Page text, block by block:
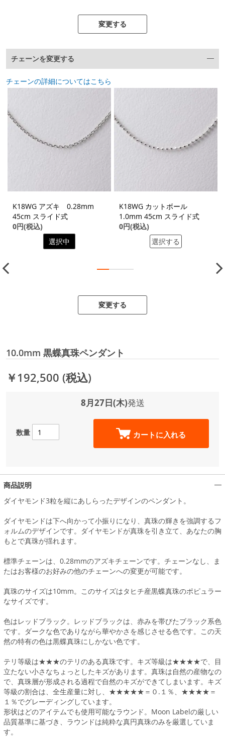
変更する
チェーンを変更する
チェーンの詳細についてはこちら
K18WG アズキ 0.28mm
45cm スライド式
0円(税込)
選択中
K18WG カットボール
1.0mm 45cm スライド式
0円(税込)
選択する
変更する
10.0mm 黒蝶真珠ペンダント
￥192,500 (税込)
8月27日(木)発送
数量 カートに入れる
商品説明
ダイヤモンド3粒を縦にあしらったデザインのペンダント。
ダイヤモンドは下へ向かって小振りになり、真珠の輝きを強調するフ
ォルムのデザインです。ダイヤモンドが真珠を引き立て、あなたの胸
もとで真珠が揺れます。
標準チェーンは、0.28mmのアズキチェーンです。チェーンなし、ま
たはお客様のお好みの他のチェーンへの変更が可能です。
真珠のサイズは10mm。このサイズはタヒチ産黒蝶真珠のポピュラー
なサイズです。
色はレッドブラック。レッドブラックは、赤みを帯びたブラック系色
です。ダークな色でありながら華やかさを感じさせる色です。この天
然の特有の色は黒蝶真珠にしかない色です。
テリ等級は★★★のテリのある真珠です。キズ等級は★★★★で、目
立たない小さなちょっとしたキズがあります。真珠は自然の産物なの
で、真珠層が形成される過程で自然のキズができてしまいます。キズ
等級の割合は、全生産量に対し、★★★★★＝０.１％、★★★★＝
１％でグレーディングしています。
形状はどのアイテムでも使用可能なラウンド。Moon Labelの厳しい
品質基準に基づき、ラウンドは純粋な真円真珠のみを厳選していま
す。